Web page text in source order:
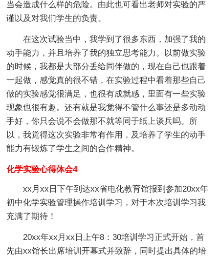
当会造成什么样的危险。由此也可看出老师对实验的严
谨以及对我们学生的负责。
在这次试验当中，我学到了很多东西，加强了我的
动手能力，并且培养了我的独立思考能力。以前做实验
的时候，我都是大部分丢给同伴做的，现在自己也跟着
一起做，感觉真的很不错，在实验过程中看着那些自己
做的实验感觉很满足，也很有成就感，里面有一些实验
现象也很有趣。还有就是我觉得不管什么事还是多动动
手好，你只会说不会做那不就等同于纸上谈兵吗。所
以，我觉得这次实验非常有作用，及培养了学生的动手
能力有锻炼了学生之间的合作精神。
化学实验心得体会4
xx月xx日下午到达xx省电化教育馆报到参加20xx年
初中化学实验管理操作培训学习，对于本次培训学习我
充满了期待！
20xx年xx月xx日上午8：30培训学习正式开始，首
先由xx馆长出席培训开幕式并致辞，同时提出具体的培